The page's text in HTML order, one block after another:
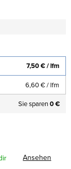
7,50 €/ lfm
6,60 €/ lfm
Sie sparen0 €
Ansehen